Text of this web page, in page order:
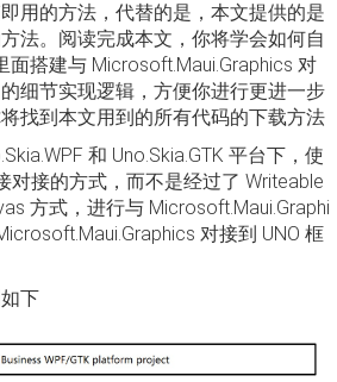
用的方法，代替的是，本文提供的是
法。阅读完成本文，你将学会如何自
面搭建与 Microsoft.Maui.Graphics 对
细节实现逻辑，方便你进行更进一步
找到本文用到的所有代码的下载方法
和 Uno.Skia.GTK 平台下，使
对接的方式，而不是经过了 Writeable
方式，进行与 Microsoft.Maui.Graphi
对接到 UNO 框
下